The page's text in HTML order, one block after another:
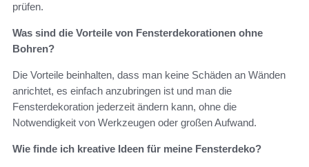
prüfen.
Was sind die Vorteile von Fensterdekorationen ohne
Bohren?
Die Vorteile beinhalten, dass man keine Schäden an Wänden
anrichtet, es einfach anzubringen ist und man die
Fensterdekoration jederzeit ändern kann, ohne die
Notwendigkeit von Werkzeugen oder großen Aufwand.
Wie finde ich kreative Ideen für meine Fensterdeko?